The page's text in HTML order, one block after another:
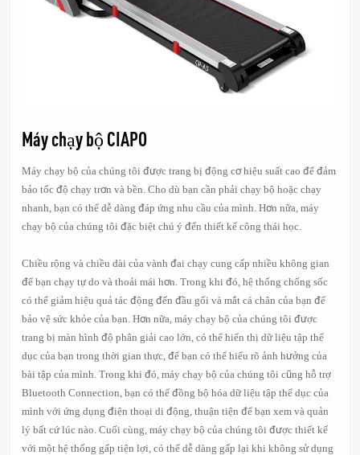
Máy chạy bộ CIAPO
Máy chạy bộ của chúng tôi được trang bị động cơ hiệu suất cao để đảm
bảo tốc độ chạy trơn và bền. Cho dù bạn cần phải chạy bộ hoặc chạy
nhanh, bạn có thể dễ dàng đáp ứng nhu cầu của mình. Hơn nữa, máy
chạy bộ của chúng tôi đặc biệt chú ý đến thiết kế công thái học.
Chiều rộng và chiều dài của vành đai chạy cung cấp nhiều không gian
để bạn chạy tự do và thoải mái hơn. Trong khi đó, hệ thống chống sốc
có thể giảm hiệu quả tác động đến đầu gối và mắt cá chân của bạn để
bảo vệ sức khỏe của bạn. Hơn nữa, máy chạy bộ của chúng tôi được
trang bị màn hình độ phân giải cao lớn, có thể hiển thị dữ liệu tập thể
dục của bạn trong thời gian thực, để bạn có thể hiểu rõ ảnh hưởng của
bài tập của mình. Trong khi đó, máy chạy bộ của chúng tôi cũng hỗ trợ
Bluetooth Connection, bạn có thể đồng bộ hóa dữ liệu tập thể dục của
mình với ứng dụng điện thoại di động, thuận tiện để bạn xem và quản
lý bất cứ lúc nào. Cuối cùng, máy chạy bộ của chúng tôi được thiết kế
với một hệ thống gấp tiện lợi, có thể dễ dàng gấp lại khi không sử dụng